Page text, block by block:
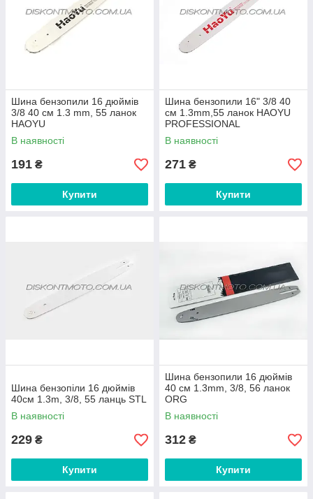
Шина бензопили 16 дюймів
3/8 40 см 1.3 mm, 55 ланок
HAOYU
В наявності
191 ₴
Купити
Шина бензопили 16" 3/8 40
см 1.3mm,55 ланок HAOYU
PROFESSIONAL
В наявності
271 ₴
Купити
Шина бензопіли 16 дюймів
40см 1.3m, 3/8, 55 ланць STL
В наявності
229 ₴
Купити
Шина бензопили 16 дюймів
40 см 1.3mm, 3/8, 56 ланок
ORG
В наявності
312 ₴
Купити